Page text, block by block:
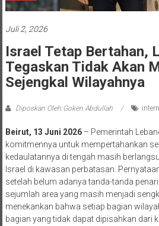
Juli 2, 2026
Israel Tetap Bertahan,
Tegaskan Tidak Akan
Sejengkal Wilayahnya
Diposkan Oleh:Goken Abdullah
Beirut, 13 Juni 2026– Pemerintah
komitmennya untuk mempertahankan
kedaulatannya di tengah masih
Israel di kawasan perbatasan.
setelah belum adanya tanda-tanda
sejumlah area yang masih menjadi
menekankan bahwa setiap bagian
bagian yang tidak dapat dipisahkan dari